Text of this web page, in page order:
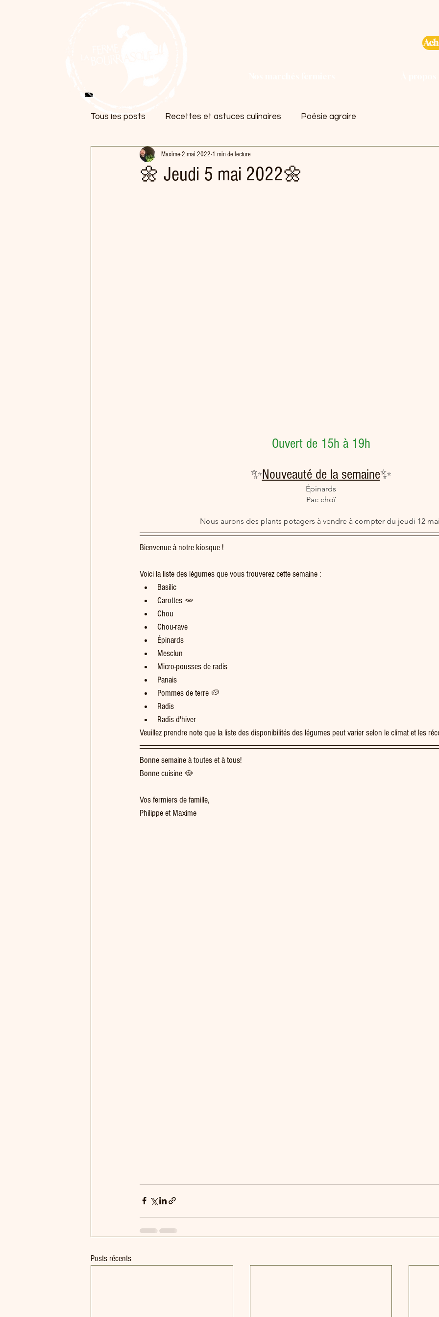
Tous les posts Recettes et astuces culinaires Poésie agraire
🌼 Jeudi 5 mai 2022🌼
Maxime 2 mai 2022 1 min de lecture
Ouvert de 15h à 19h
✨Nouveauté de la semaine✨
Épinards
Pac choï
Nous aurons des plants potagers à vendre à compter du jeudi 12
Bienvenue à notre kiosque !
Voici la liste des légumes que vous trouverez cette semaine :
Basilic
Carottes 🥕
Chou
Chou-rave
Épinards
Mesclun
Micro-pousses de radis
Panais
Pommes de terre 🥔
Radis
Radis d'hiver
Veuillez prendre note que la liste des disponibilités des légumes peut varier selon le climat et les
Bonne semaine à toutes et à tous!
Bonne cuisine 🥘
Vos fermiers de famille,
Philippe et Maxime
Posts récents